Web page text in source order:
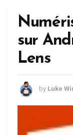
sur
Lens
by Luke